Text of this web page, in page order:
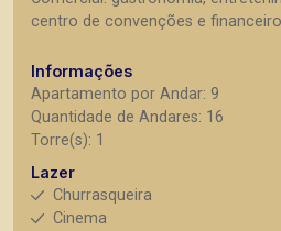
centro de convenções e financeiro
Informações
Apartamento por Andar: 9
Quantidade de Andares: 16
Torre(s): 1
Lazer
Churrasqueira
Cinema